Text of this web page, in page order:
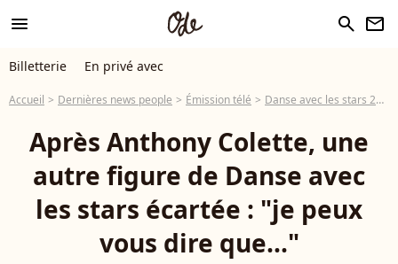
menu search newsletter
Billetterie En privé avec
Accueil Dernières news people Émission télé Danse avec les stars 2026
Après Anthony Colette, une
autre figure de Danse avec
les stars écartée : "je peux
vous dire que..."